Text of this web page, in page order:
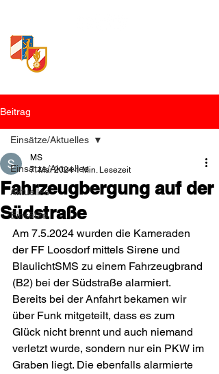
Beitrag
Einsätze/Aktuelles
Aktuelles
Einsätze
Einsätze/Aktuelles
Fahrzeugbergung auf der
Südstraße
MS
7. Mai 2024 1 Min. Lesezeit
Am 7.5.2024 wurden die Kameraden
der FF Loosdorf mittels Sirene und
BlaulichtSMS zu einem Fahrzeugbrand
(B2) bei der Südstraße alarmiert.
Bereits bei der Anfahrt bekamen wir
über Funk mitgeteilt, dass es zum
Glück nicht brennt und auch niemand
verletzt wurde, sondern nur ein PKW im
Graben liegt. Die ebenfalls alarmierte